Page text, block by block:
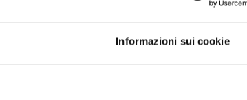
Informazioni sui cookie